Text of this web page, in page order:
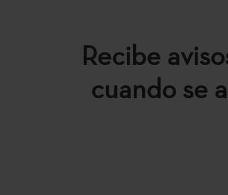
Recibe
cuando se